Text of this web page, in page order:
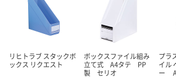
リヒトラブ スタックボ
ックス リクエスト
ボックスファイル組み
立て式 A4タテ PP
製 セリオ
プラ
イル
ー